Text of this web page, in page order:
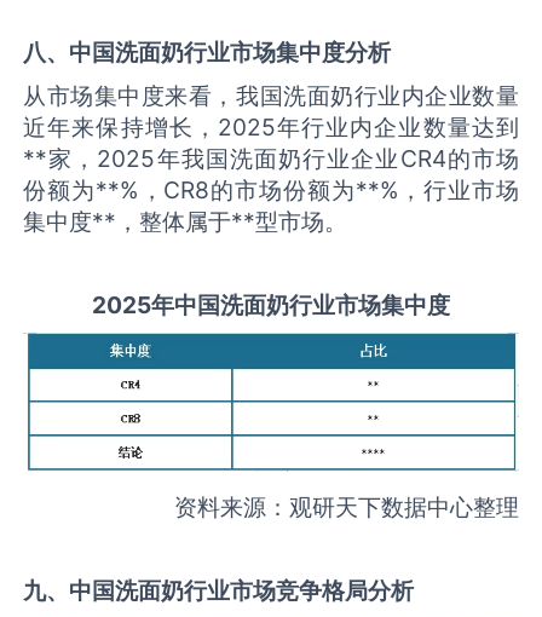
八、中国洗面奶行业市场集中度分析
从市场集中度来看，我国洗面奶行业内企业数量
近年来保持增长，2025年行业内企业数量达到
**家，2025年我国洗面奶行业企业CR4的市场
份额为**%，CR8的市场份额为**%，行业市场
集中度**，整体属于**型市场。
2025年中国洗面奶行业市场集中度
资料来源：观研天下数据中心整理
九、中国洗面奶行业市场竞争格局分析